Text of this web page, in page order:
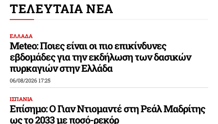
ΤΕΛΕΥΤΑΙΑ ΝΕΑ
ΕΛΛΑΔΑ
Meteo: Ποιες είναι οι πιο επικίνδυνες
εβδομάδες για την εκδήλωση των δασικών
πυρκαγιών στην Ελλάδα
06/08/2026 17:25
ΙΣΠΑΝΙΑ
Επίσημο: Ο Γιαν Ντιομαντέ στη Ρεάλ Μαδρίτης
ως το 2033 με ποσό-ρεκόρ